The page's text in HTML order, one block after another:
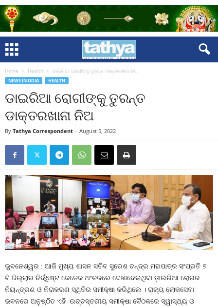
Home Health ଡାଇରିଆ ରୋଗୀଙ୍କୁ ତୁରନ୍ତ ଡାକ୍ତରଖାନା ନିଅ
NEWS IN ODIA HEALTH
ଡାଇରିଆ ରୋଗୀଙ୍କୁ ତୁରନ୍ତ
ଡାକ୍ତରଖାନା ନିଅ
By Tathya Correspondent - August 5, 2022
ଭୁବନେଶ୍ୱର : ଆଜି ମୁଖ୍ୟ ଶାସନ ସଚିବ ସୁରେଶ ଚନ୍ଦ୍ର ମହାପାତ୍ର ସଂପ୍ରତି ୭
ଟି ଜିଲ୍ଲାର ନିର୍ଦ୍ଧିଷ୍ଟ କେତେକ ଅଂଚଳରେ ଦେଖାଦେଇଥିବା ଡ଼ାଇରିଆ ରୋଗର
ନିୟନ୍ତ୍ରଣ ଓ ନିରାକରଣ ସ୍ଥିତିର ସମୀକ୍ଷା କରିଥିଲେ । ରାଜ୍ୟ ଲୋକସେବା
ଭବନରେ ଅନୁଷ୍ଠିତ ଏହି ଉଚ୍ଚସ୍ତରୀୟ ସମୀକ୍ଷା ବୈଠକରେ ସ୍ୱାସ୍ଥ୍ୟ ଓ